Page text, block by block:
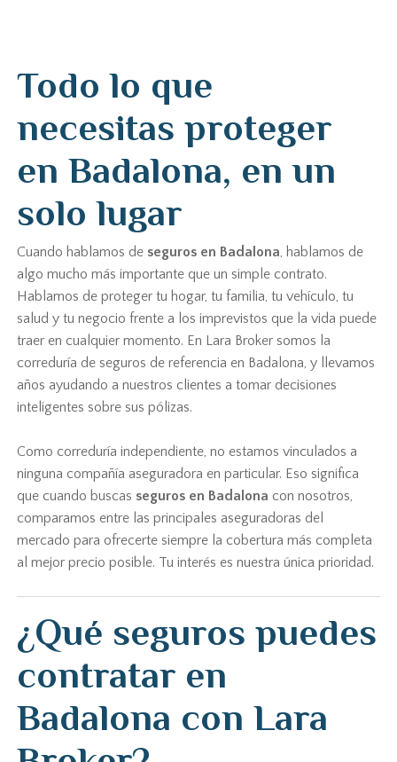
Todo lo que
necesitas proteger
en Badalona, en un
solo lugar
Cuando hablamos de seguros en Badalona, hablamos de
algo mucho más importante que un simple contrato.
Hablamos de proteger tu hogar, tu familia, tu vehículo, tu
salud y tu negocio frente a los imprevistos que la vida puede
traer en cualquier momento. En Lara Broker somos la
correduría de seguros de referencia en Badalona, y llevamos
años ayudando a nuestros clientes a tomar decisiones
inteligentes sobre sus pólizas.
Como correduría independiente, no estamos vinculados a
ninguna compañía aseguradora en particular. Eso significa
que cuando buscas seguros en Badalona con nosotros,
comparamos entre las principales aseguradoras del
mercado para ofrecerte siempre la cobertura más completa
al mejor precio posible. Tu interés es nuestra única prioridad.
¿Qué seguros puedes
contratar en
Badalona con Lara